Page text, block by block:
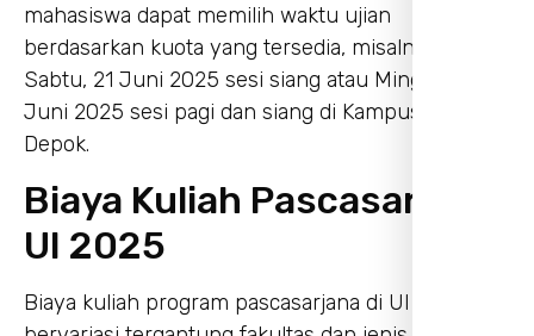
mahasiswa dapat memilih waktu ujian
berdasarkan kuota yang tersedia, misalnya pada
Sabtu, 21 Juni 2025 sesi siang atau Minggu, 22
Juni 2025 sesi pagi dan siang di Kampus UI
Depok.
Biaya Kuliah Pascasarjana
UI 2025
Biaya kuliah program pascasarjana di UI